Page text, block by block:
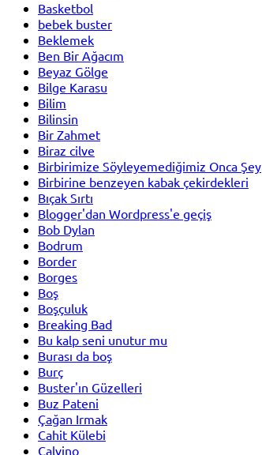
Basketbol
bebek buster
Beklemek
Ben Bir Ağacım
Beyaz Gölge
Bilge Karasu
Bilim
Bilinsin
Bir Zahmet
Biraz cilve
Birbirimize Söyleyemediğimiz Onca Şey
Birbirine benzeyen kabak çekirdekleri
Bıçak Sırtı
Blogger'dan Wordpress'e geçiş
Bob Dylan
Bodrum
Border
Borges
Boş
Boşçuluk
Breaking Bad
Bu kalp seni unutur mu
Burası da boş
Burç
Buster'ın Güzelleri
Buz Pateni
Çağan Irmak
Cahit Külebi
Calvino